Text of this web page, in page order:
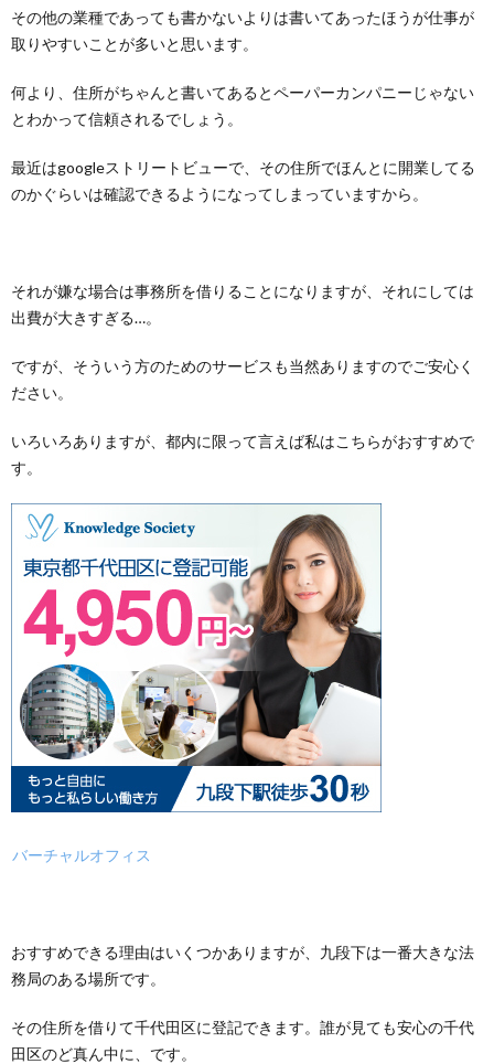
その他の業種であっても書かないよりは書いてあったほうが仕事が
取りやすいことが多いと思います。
何より、住所がちゃんと書いてあるとペーパーカンパニーじゃない
とわかって信頼されるでしょう。
最近はgoogleストリートビューで、その住所でほんとに開業してる
のかぐらいは確認できるようになってしまっていますから。
それが嫌な場合は事務所を借りることになりますが、それにしては
出費が大きすぎる…。
ですが、そういう方のためのサービスも当然ありますのでご安心く
ださい。
いろいろありますが、都内に限って言えば私はこちらがおすすめで
す。
バーチャルオフィス
おすすめできる理由はいくつかありますが、九段下は一番大きな法
務局のある場所です。
その住所を借りて千代田区に登記できます。誰が見ても安心の千代
田区のど真ん中に、です。